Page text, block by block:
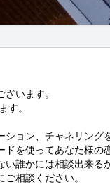
います。
す。
ション、チャネリング
を使ってあなた様の
誰かには相談出来る
相談ください。